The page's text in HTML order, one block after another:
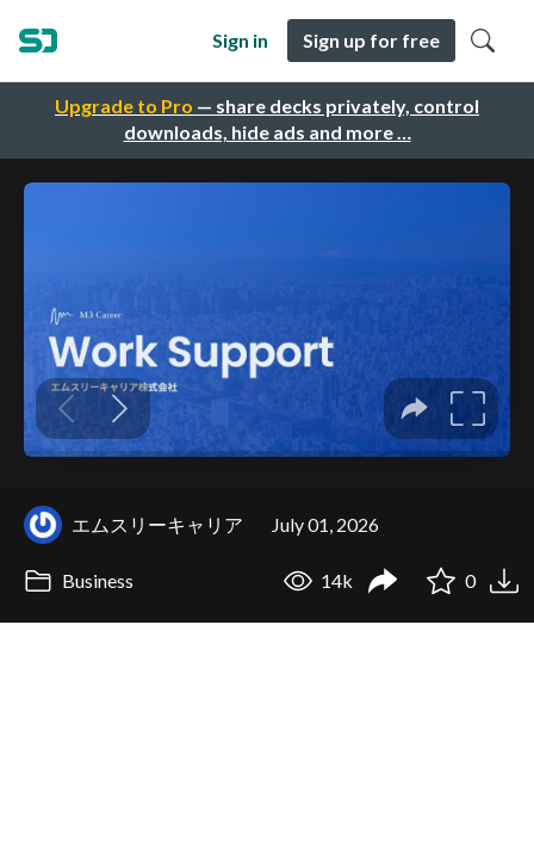
Upgrade to Pro — share decks privately, control
downloads, hide ads and more …
Sign in Sign up for free
エムスリーキャリア July 01, 2026
Business 14k 0